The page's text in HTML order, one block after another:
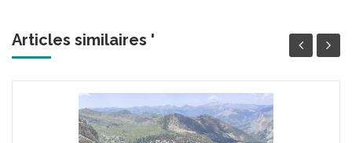
Articles similaires '